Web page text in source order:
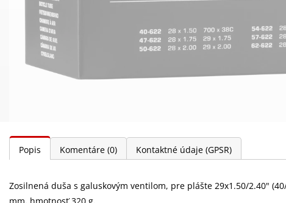
Popis Komentáre (0) Kontaktné údaje (GPSR)
Zosilnená duša s galuskovým ventilom, pre plášte 29x1.50/2.40"